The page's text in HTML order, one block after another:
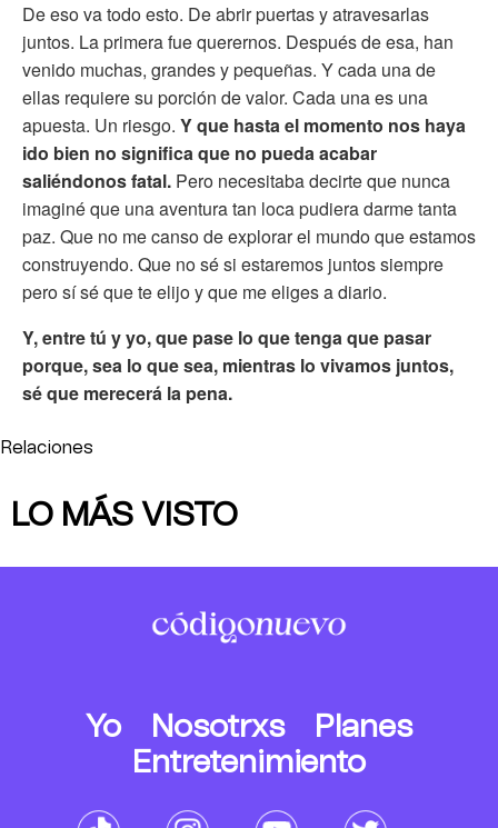
De eso va todo esto. De abrir puertas y atravesarlas
juntos. La primera fue querernos. Después de esa, han
venido muchas, grandes y pequeñas. Y cada una de
ellas requiere su porción de valor. Cada una es una
apuesta. Un riesgo. Y que hasta el momento nos haya
ido bien no significa que no pueda acabar
saliéndonos fatal. Pero necesitaba decirte que nunca
imaginé que una aventura tan loca pudiera darme tanta
paz. Que no me canso de explorar el mundo que estamos
construyendo. Que no sé si estaremos juntos siempre
pero sí sé que te elijo y que me eliges a diario.
Y, entre tú y yo, que pase lo que tenga que pasar
porque, sea lo que sea, mientras lo vivamos juntos,
sé que merecerá la pena.
Relaciones
LO MÁS VISTO
Yo Nosotrxs
Planes
Entretenimiento